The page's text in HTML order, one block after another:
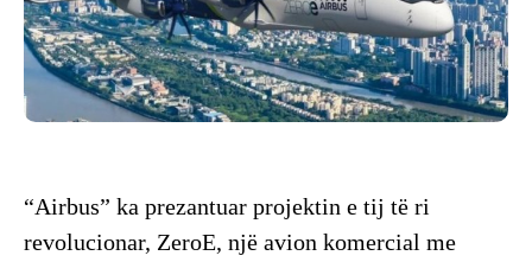
“Airbus” ka prezantuar projektin e tij të ri
revolucionar, ZeroE, një avion komercial me